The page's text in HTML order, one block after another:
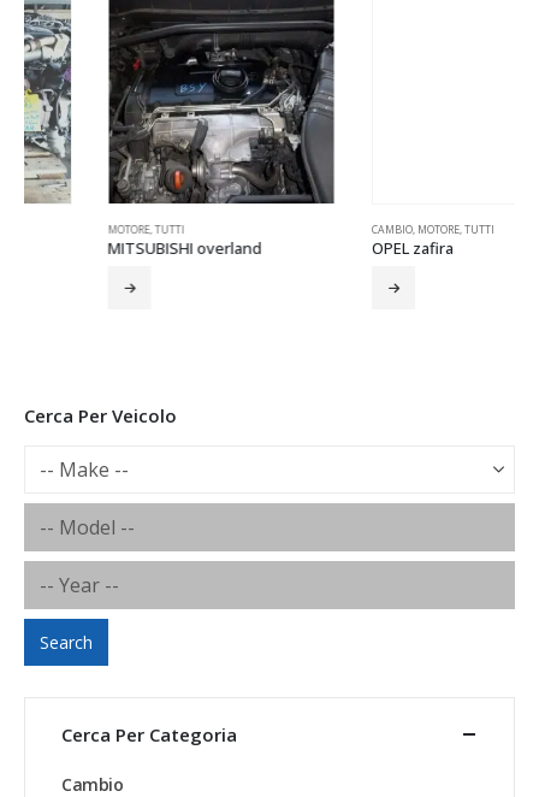
MITSUBISHI overland
MOTORE,TUTTI
Cerca Per Veicolo
Search
Cerca Per Categoria
Cambio